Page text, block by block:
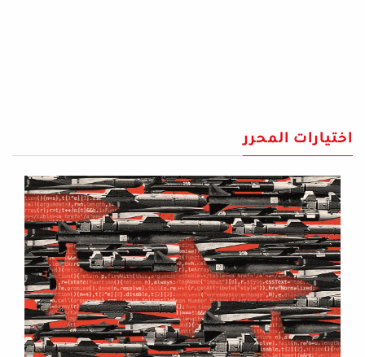
اختيارات المحرر